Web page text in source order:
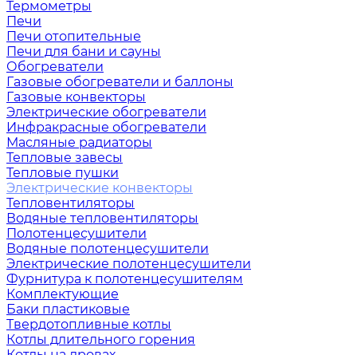
Термометры
Печи
Печи отопительные
Печи для бани и сауны
Обогреватели
Газовые обогреватели и баллоны
Газовые конвекторы
Электрические обогреватели
Инфракрасные обогреватели
Масляные радиаторы
Тепловые завесы
Тепловые пушки
Электрические конвекторы
Тепловентиляторы
Водяные тепловентиляторы
Полотенцесушители
Водяные полотенцесушители
Электрические полотенцесушители
Фурнитура к полотенцесушителям
Комплектующие
Баки пластиковые
Твердотопливные котлы
Котлы длительного горения